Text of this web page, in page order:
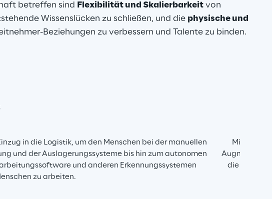
betreffen sind Flexibilität und Skalierbarkeit von
Wissenslücken zu schließen, und die physische und
Beziehungen zu verbessern und Talente zu binden.
in die Logistik, um den Menschen bei der manuellen
und der Auslagerungssysteme bis hin zum autonomen
und anderen Erkennungssystemen
zu arbeiten.
Augmented
die